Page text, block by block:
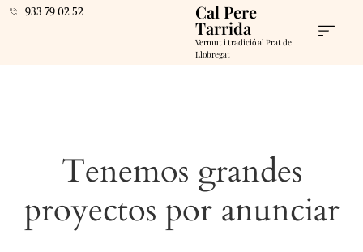
933 79 02 52 Cal Pere
Tarrida
Vermut i tradició al Prat de
Llobregat
Tenemos grandes
proyectos por anunciar